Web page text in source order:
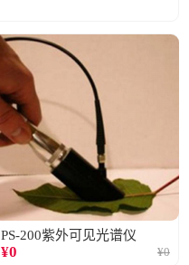
PS-200紫外可见光谱仪
¥0 ¥0